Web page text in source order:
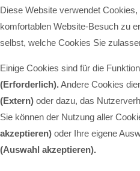
Diese Website verwendet
komfortablen Website-Besuch zu
selbst, welche Cookies Sie
Einige Cookies sind für die
(Erforderlich).Andere Cookies
(Extern) oder dazu, das
Sie können der Nutzung aller
akzeptieren) oder Ihre eigene
(Auswahl akzeptieren).